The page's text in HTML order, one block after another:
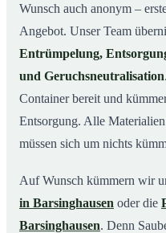
Wunsch auch anonym –
Angebot. Unser Team
Entrümpelung,
und Geruchsneutralisation
Container bereit und
Entsorgung. Alle
müssen sich um nichts
Auf Wunsch kümmern wir
in Barsinghausen oder die
Barsinghausen. Denn